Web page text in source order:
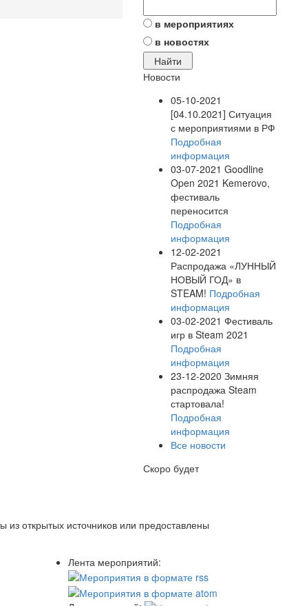
в мероприятиях
в новостях
Новости
05-10-2021
[04.10.2021] Ситуация
с мероприятиями в РФ
Подробная
информация
03-07-2021 Goodline
Open 2021 Kemerovo,
фестиваль
переносится
Подробная
информация
12-02-2021
Распродажа «ЛУННЫЙ
НОВЫЙ ГОД» в
STEAM! Подробная
информация
03-02-2021 Фестиваль
игр в Steam 2021
Подробная
информация
23-12-2020 Зимняя
распродажа Steam
стартовала!
Подробная
информация
Все новости
Скоро будет
открытых источников или предоставлены
Лента мероприятий: